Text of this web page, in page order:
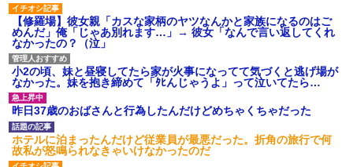
【修羅場】彼女親「カスな家柄のヤツなんかと家族になるのはご
めんだ」俺「じゃあ別れます…」→ 彼女「なんで言い返してくれ
なかったの？（泣」
小2の頃、妹と昼寝してたら家が火事になってて気づくと逃げ場が
なかった。妹を抱き締めて「ﾀﾋんじゃうよ」って泣いてたら…
昨日37歳のおばさんと行為したんだけどめちゃくちゃだった
ホテルに泊まったんだけど従業員が最悪だった。折角の旅行で何
故私が怒鳴られなきゃいけなかったのだ